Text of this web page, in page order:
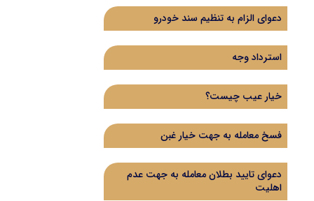
دعوای الزام به تنظیم سند خودرو
استرداد وجه
خیار عیب چیست؟
فسخ معامله به جهت خیار غبن
دعوای تایید بطلان معامله به جهت عدم
اهلیت